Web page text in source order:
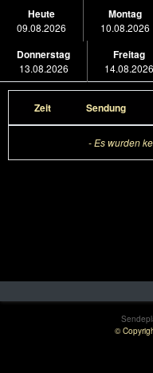
Heute
09.08.2026
Montag
10.08.2026
Donnerstag
13.08.2026
Freitag
14.08.2026
Zeit Sendung
- Es wurden
©